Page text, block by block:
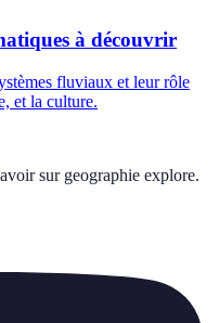
à découvrir
fluviaux et leur rôle
et la culture.
sur geographie explore.